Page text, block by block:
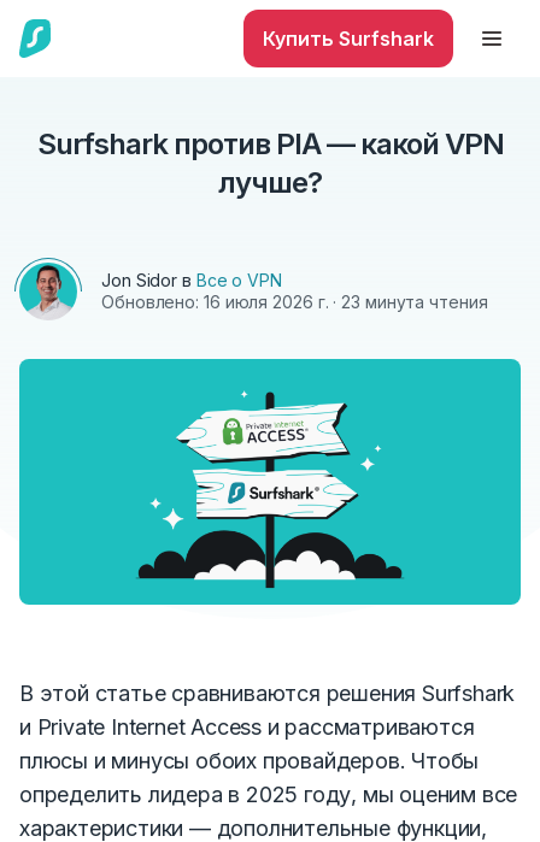
Купить Surfshark
Surfshark против PIA — какой VPN
лучше?
Jon Sidor в Все о VPN
Обновлено: 16 июля 2026 г. · 23 минута чтения
В этой статье сравниваются решения Surfshark
и Private Internet Access и рассматриваются
плюсы и минусы обоих провайдеров. Чтобы
определить лидера в 2025 году, мы оценим все
характеристики — дополнительные функции,